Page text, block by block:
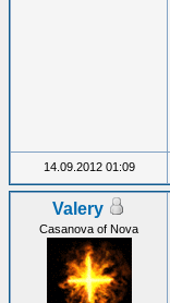
14.09.2012 01:09
Valery
Casanova of Nova